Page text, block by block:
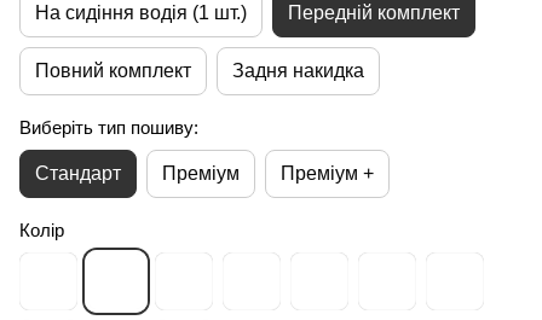
На сидіння водія (1 шт.) Передній комплект
Повний комплект Задня накидка
Виберіть тип пошиву:
Стандарт Преміум Преміум +
Колір